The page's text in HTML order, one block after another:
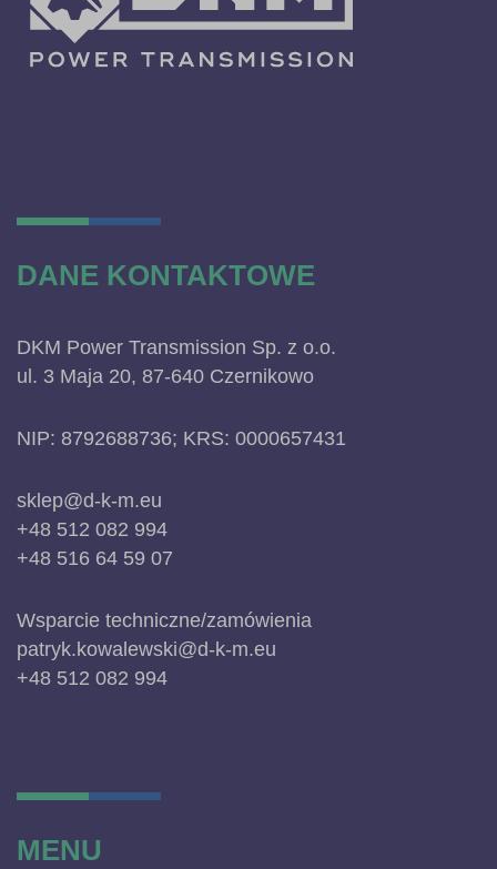
DANE KONTAKTOWE
DKM Power Transmission Sp. z o.o.
ul. 3 Maja 20, 87-640 Czernikowo
NIP: 8792688736; KRS: 0000657431
sklep@d-k-m.eu
+48 512 082 994
+48 516 64 59 07
Wsparcie techniczne/zamówienia
patryk.kowalewski@d-k-m.eu
+48 512 082 994
MENU